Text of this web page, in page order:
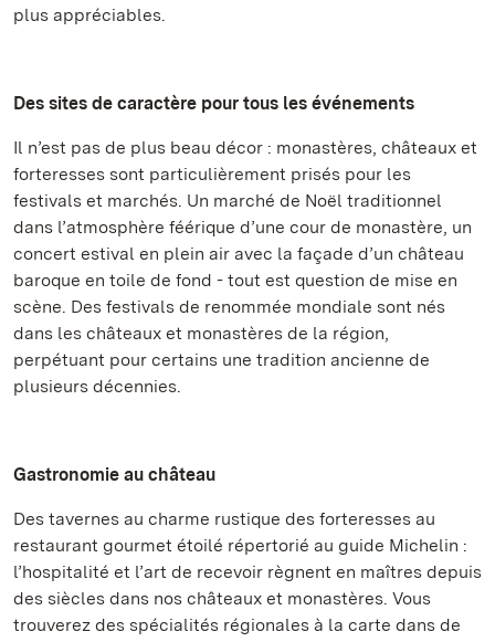
plus appréciables.
Des sites de caractère pour tous les événements
Il n’est pas de plus beau décor : monastères, châteaux et
forteresses sont particulièrement prisés pour les
festivals et marchés. Un marché de Noël traditionnel
dans l’atmosphère féérique d’une cour de monastère, un
concert estival en plein air avec la façade d’un château
baroque en toile de fond - tout est question de mise en
scène. Des festivals de renommée mondiale sont nés
dans les châteaux et monastères de la région,
perpétuant pour certains une tradition ancienne de
plusieurs décennies.
Gastronomie au château
Des tavernes au charme rustique des forteresses au
restaurant gourmet étoilé répertorié au guide Michelin :
l’hospitalité et l’art de recevoir règnent en maîtres depuis
des siècles dans nos châteaux et monastères. Vous
trouverez des spécialités régionales à la carte dans de